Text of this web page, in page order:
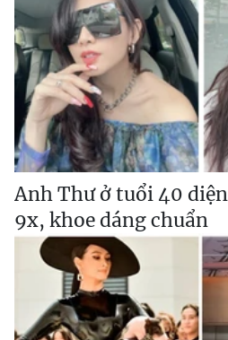
Anh Thư ở tuổi 40
9x, khoe dáng chuẩn